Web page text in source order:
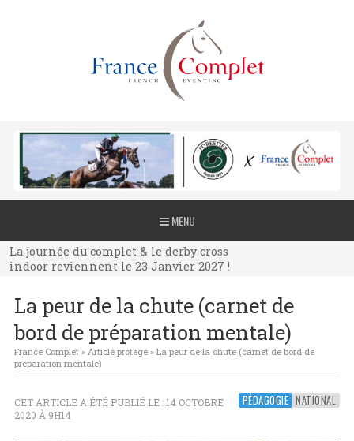
MENU
La journée du complet & le derby cross
indoor reviennent le 23 Janvier 2027 !
La journée du complet & le derby cross
indoor reviennent le 23 Janvier 2027 !
indoor reviennent le 23 Janvier 2027 !
La peur de la chute (carnet de
bord de préparation mentale)
France Complet» Article protégé» La peur de la chute (carnet de bord de
préparation mentale)
PÉDAGOGIE NATIONAL
CET ARTICLE A ÉTÉ PUBLIÉ LE : 14 OCTOBRE
2020 À 9H14